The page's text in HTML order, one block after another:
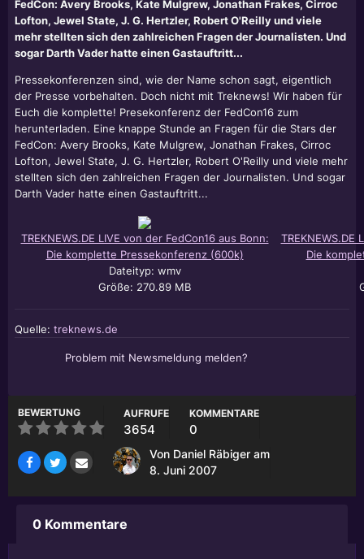
FedCon: Avery Brooks, Kate Mulgrew, Jonathan Frakes, Cirroc
Lofton, Jewel State, J. G. Hertzler, Robert O'Reilly und viele
mehr stellten sich den zahlreichen Fragen der Journalisten. Und
sogar Darth Vader hatte einen Gastauftritt...
Pressekonferenzen sind, wie der Name schon sagt, eigentlich
der Presse vorbehalten. Doch nicht mit Treknews! Wir haben für
Euch die komplette! Presekonferenz der FedCon16 zum
herunterladen. Eine knappe Stunde an Fragen für die Stars der
FedCon: Avery Brooks, Kate Mulgrew, Jonathan Frakes, Cirroc
Lofton, Jewel State, J. G. Hertzler, Robert O'Reilly und viele mehr
stellten sich den zahlreichen Fragen der Journalisten. Und sogar
Darth Vader hatte einen Gastauftritt...
TREKNEWS.DE LIVE von der FedCon16 aus Bonn:
Die komplette Pressekonferenz (600k)
Dateityp: wmv
Größe: 270.89 MB
TREKNEWS.DE
Die
Quelle: treknews.de
Problem mit Newsmeldung melden?
BEWERTUNG AUFRUFE
3654
KOMMENTARE
0
Von Daniel Räbiger am
8. Juni 2007
0 Kommentare